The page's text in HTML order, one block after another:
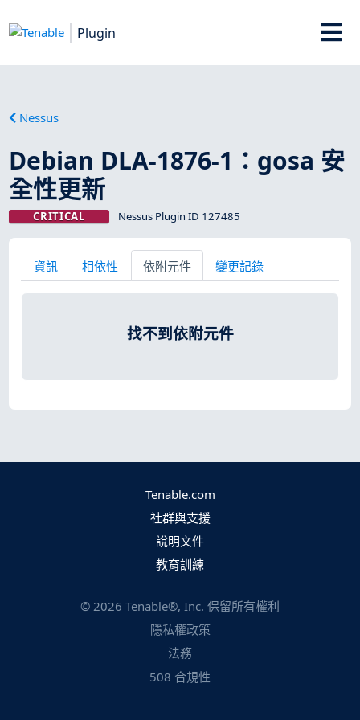
Plugin
Nessus
Debian DLA-1876-1：gosa 安
全性更新
CRITICAL Nessus Plugin ID 127485
資訊 相依性 依附元件 變更記錄
找不到依附元件
Tenable.com
社群與支援
說明文件
教育訓練
© 2026 Tenable®, Inc. 保留所有權利
隱私權政策
法務
508 合規性